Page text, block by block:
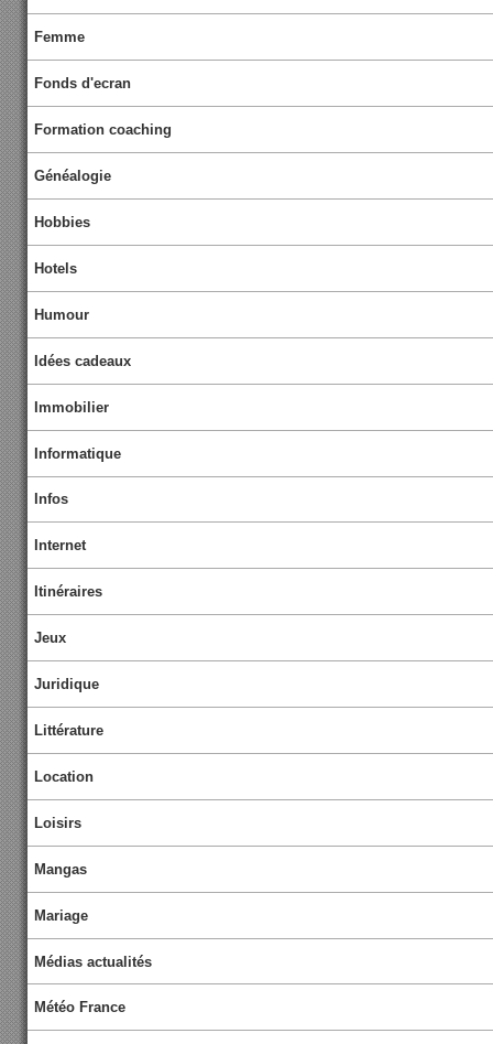
Femme
Fonds d'ecran
Formation coaching
Généalogie
Hobbies
Hotels
Humour
Idées cadeaux
Immobilier
Informatique
Infos
Internet
Itinéraires
Jeux
Juridique
Littérature
Location
Loisirs
Mangas
Mariage
Médias actualités
Météo France